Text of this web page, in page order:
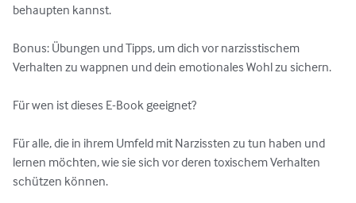
behaupten kannst.
Bonus: Übungen und Tipps, um dich vor narzisstischem
Verhalten zu wappnen und dein emotionales Wohl zu sichern.
Für wen ist dieses E-Book geeignet?
Für alle, die in ihrem Umfeld mit Narzissten zu tun haben und
lernen möchten, wie sie sich vor deren toxischem Verhalten
schützen können.